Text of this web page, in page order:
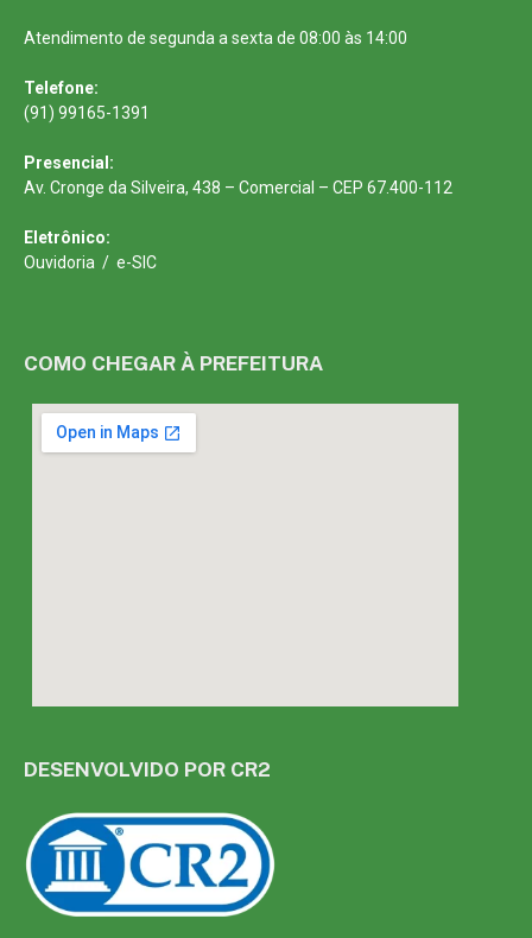
Atendimento de segunda a sexta de 08:00 às 14:00
Telefone:
(91) 99165-1391
Presencial:
Av. Cronge da Silveira, 438 – Comercial – CEP 67.400-112
Eletrônico:
Ouvidoria / e-SIC
COMO CHEGAR À PREFEITURA
DESENVOLVIDO POR CR2